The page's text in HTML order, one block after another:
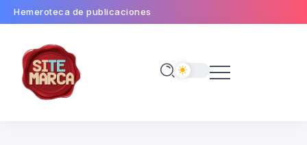
Hemeroteca de publicaciones